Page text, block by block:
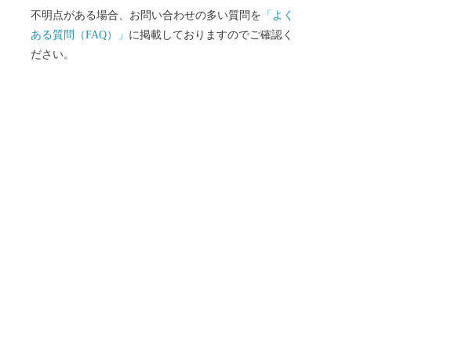
費はかかりません。 ぜひ会員になって柏崎に来たり、
イベントに参加したり、柏崎の魅力や情報を発信して
不明点がある場合、お問い合わせの多い質問を 「よく
ある質問（FAQ）」 に掲載しておりますのでご確認く
ださい。